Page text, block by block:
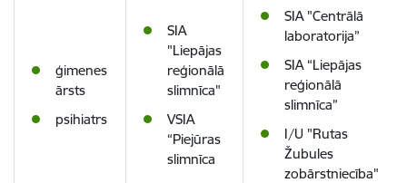
ģimenes
ārsts
psihiatrs
SIA
"Liepājas
reģionālā
slimnīca"
VSIA
“Piejūras
slimnīca
SIA "Centrālā
laboratorija”
SIA “Liepājas
reģionālā
slimnīca”
I/U "Rutas
Žubules
zobārstniecība"